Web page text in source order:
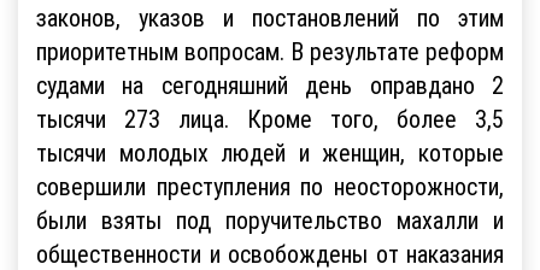
законов, указов и постановлений по этим
приоритетным вопросам. В результате реформ
судами на сегодняшний день оправдано 2
тысячи 273 лица. Кроме того, более 3,5
тысячи молодых людей и женщин, которые
совершили преступления по неосторожности,
были взяты под поручительство махалли и
общественности и освобождены от наказания